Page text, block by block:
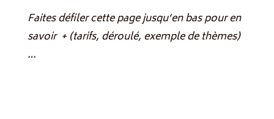
Faites défiler cette page jusqu’en bas pour en
savoir + (tarifs, déroulé, exemple de thèmes)
…